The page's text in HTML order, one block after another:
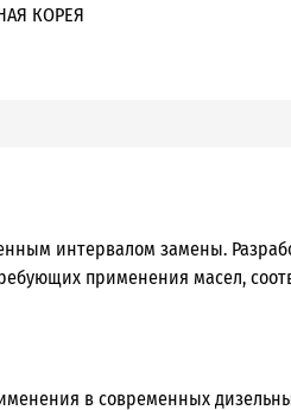
КОРЕЯ
интервалом замены.
применения масел,
в современных